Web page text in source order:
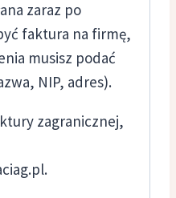
zaraz po
faktura na firmę,
musisz podać
NIP, adres).
zagranicznej,
.